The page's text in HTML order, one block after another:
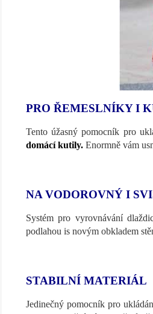
PRO ŘEMESLNÍKY I
Tento úžasný pomocník pro
domácí kutily. Enormně vám
NA VODOROVNÝ I
Systém pro vyrovnávání
podlahou is novým obkladem
STABILNÍ MATERIÁL
Jedinečný pomocník pro